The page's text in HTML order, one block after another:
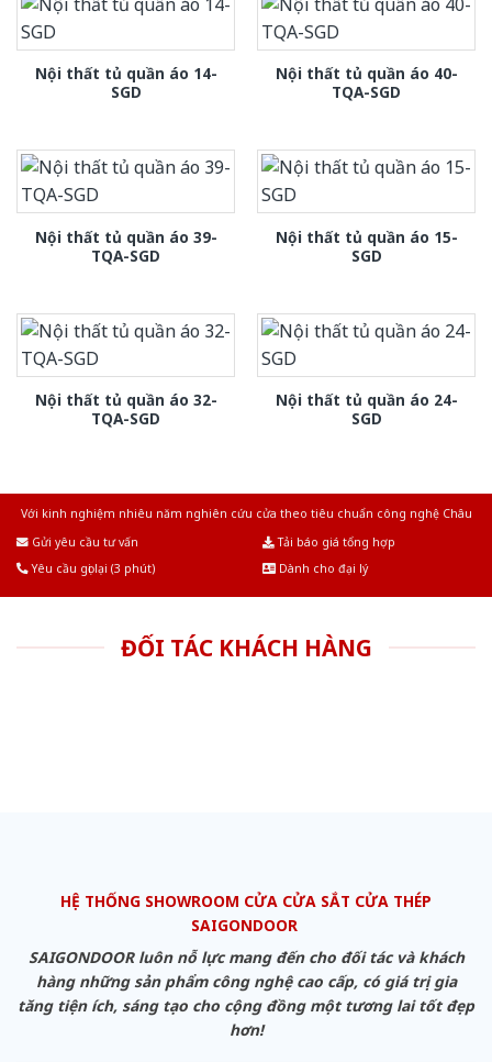
Nội thất tủ quần áo 14-
SGD
Nội thất tủ quần áo 40-
TQA-SGD
Nội thất tủ quần áo 39-
TQA-SGD
Nội thất tủ quần áo 15-
SGD
Nội thất tủ quần áo 32-
TQA-SGD
Nội thất tủ quần áo 24-
SGD
Với kinh nghiệm nhiêu năm nghiên cứu cửa theo tiêu chuẩn công nghệ Châu
Gửi yêu cầu tư vấn
Tải báo giá tổng hợp
Yêu cầu gọi lại (3 phút)
Dành cho đại lý
ĐỐI TÁC KHÁCH HÀNG
HỆ THỐNG SHOWROOM CỬA CỬA SẮT CỬA THÉP
SAIGONDOOR
SAIGONDOOR luôn nỗ lực mang đến cho đối tác và khách
hàng những sản phẩm công nghệ cao cấp, có giá trị gia
tăng tiện ích, sáng tạo cho cộng đồng một tương lai tốt đẹp
hơn!